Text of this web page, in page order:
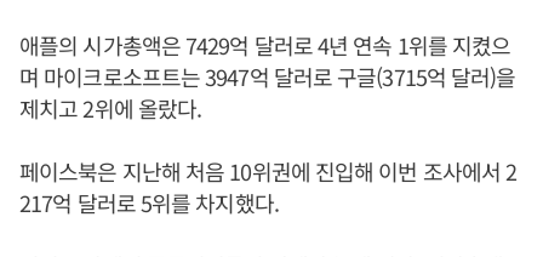
애플의 시가총액은 7429억 달러로 4년 연속 1위를 지켰으
며 마이크로소프트는 3947억 달러로 구글(3715억 달러)을
제치고 2위에 올랐다.
페이스북은 지난해 처음 10위권에 진입해 이번 조사에서 2
217억 달러로 5위를 차지했다.